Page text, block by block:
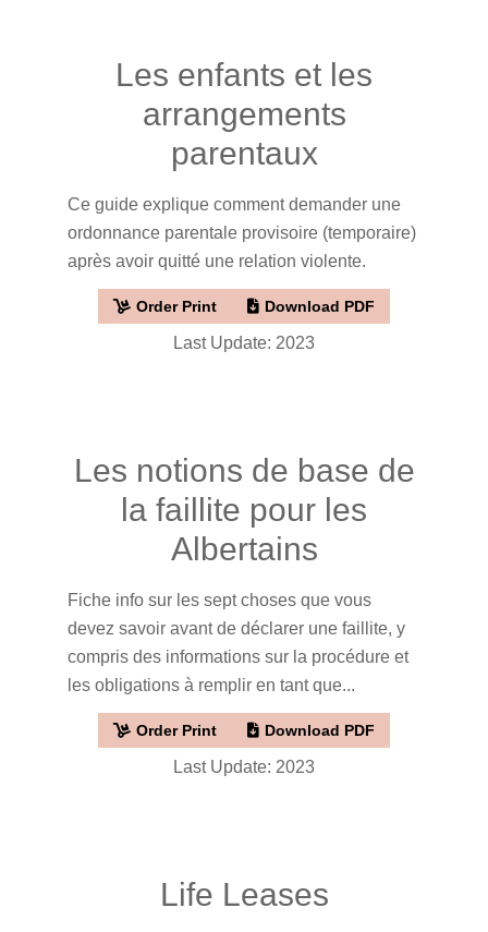
Les enfants et les
arrangements
parentaux
Ce guide explique comment demander une
ordonnance parentale provisoire (temporaire)
après avoir quitté une relation violente.
Order Print Download PDF
Last Update: 2023
Les notions de base de
la faillite pour les
Albertains
Fiche info sur les sept choses que vous
devez savoir avant de déclarer une faillite, y
compris des informations sur la procédure et
les obligations à remplir en tant que...
Order Print Download PDF
Last Update: 2023
Life Leases